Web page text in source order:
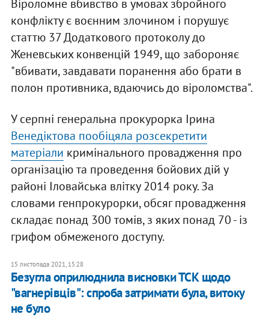
Віроломне вбивство в умовах збройного
конфлікту є воєнним злочином і порушує
статтю 37 Додаткового протоколу до
Женевських конвенцій 1949, що забороняє
"вбивати, завдавати поранення або брати в
полон противника, вдаючись до віроломства".
У серпні генеральна прокурорка Ірина
Венедіктова пообіцяла розсекретити
матеріали кримінального провадження про
організацію та проведення бойових дій у
районі Іловайська влітку 2014 року. За
словами генпрокурорки, обсяг провадження
складає понад 300 томів, з яких понад 70 - із
грифом обмеженого доступу.
15 листопада 2021, 15:28
Безугла оприлюднила висновки ТСК щодо
"вагнерівців": спроба затримати була, витоку
не було